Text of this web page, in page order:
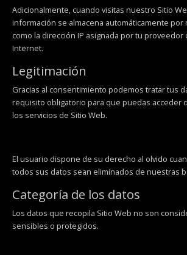
Adicionalmente, cuando visitas nuestro Sitio
información se almacena automáticamente por
como la dirección IP asignada por tu proveedor
Internet.
Legitimación
Gracias al consentimiento podemos tratar tus
requisito obligatorio para que puedas acceder
los servicios de Sitio Web.
El usuario dispone de su derecho al olvido
todos sus datos sean eliminados de nuestras
Categoría de los datos
Los datos que recopila Sitio Web no son
sensibles o protegidos.